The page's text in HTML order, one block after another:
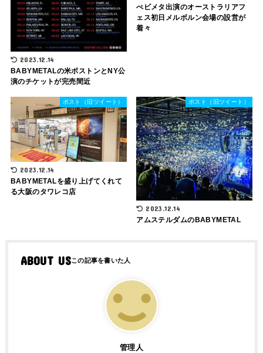
2023.12.14
BABYMETALの米ボストンとNY公
演のチケットが完売間近
べビメタ出演のオーストラリアフ
ェス初日メルボルン会場の設営が
着々
ポスト（旧ツイート）
2023.12.14
BABYMETALを盛り上げてくれて
る大阪のタワレコ店
ポスト（旧ツイート）
2023.12.14
アムステルダムのBABYMETAL
ABOUT US
管理人